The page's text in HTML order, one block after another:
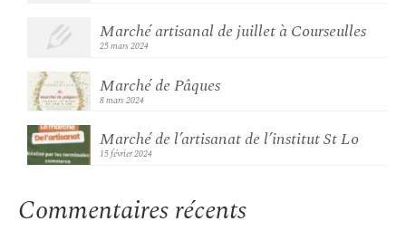
Marché artisanal de juillet à Courseulles
25 mars 2024
Marché de Pâques
8 mars 2024
Marché de l’artisanat de l’institut St Lo
15 février 2024
Commentaires récents